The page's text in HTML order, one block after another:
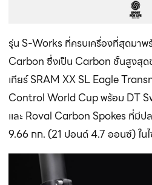
รุ่น S-Works ที่ครบเครื่องที่สุดมา
Carbon ซึ่งเป็น Carbon ชั้นสูงสุด
เกียร์ SRAM XX SL Eagle
Control World Cup พร้อม DT
และ Roval Carbon Spokes ที่มี
9.66 กก. (21 ปอนด์ 4.7 ออนซ์) ใน